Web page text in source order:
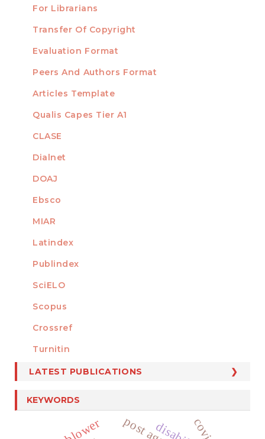
For Librarians
TEMPLATES
Transfer Of Copyright
Evaluation Format
Peers And Authors Format
Articles Template
INDEXED
Qualis Capes Tier A1
CLASE
Dialnet
DOAJ
Ebsco
MIAR
Latindex
Publindex
SciELO
Scopus
MEMBER OF
Crossref
Turnitin
LATEST PUBLICATIONS
KEYWORDS